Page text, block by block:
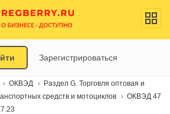
Зарегистрироваться
ОКВЭД
Раздел G. Торговля оптовая и
средств и мотоциклов
ОКВЭД 47